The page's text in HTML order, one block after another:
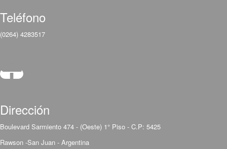
Teléfono
(0264) 4283517
Dirección
Boulevard Sarmiento 474 - (Oeste) 1° Piso - C.P: 5425
Rawson -San Juan - Argentina